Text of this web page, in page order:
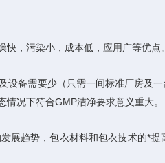
，污染小，成本低，应用广等优点。
备需要少（只需一间标准厂房及
况下符合GMP洁净要求意义重大。
趋势，包衣材料和包衣技术的*